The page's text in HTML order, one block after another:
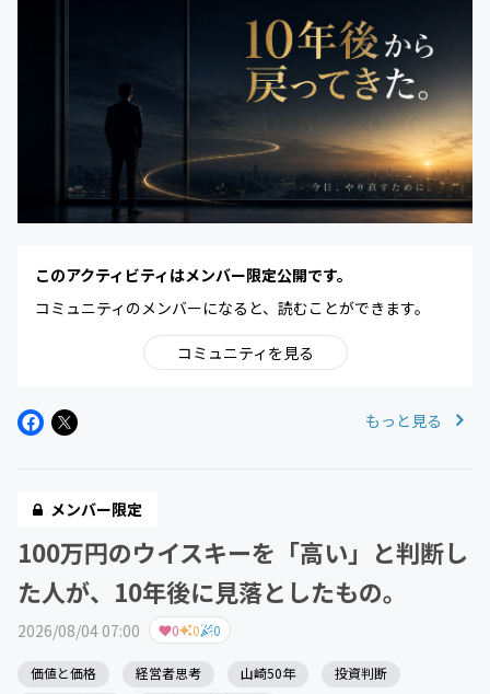
このアクティビティはメンバー限定公開です。
コミュニティのメンバーになると、読むことができます。
コミュニティを見る
もっと見る
メンバー限定
100万円のウイスキーを「高い」と判断し
た人が、10年後に見落としたもの。
2026/08/04 07:00 0 0 0
価値と価格 経営者思考 山崎50年
投資判断